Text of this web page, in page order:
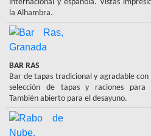
internacional y española. Vistas
la Alhambra.
BAR RAS
Bar de tapas tradicional y agradable con
selección de tapas y raciones para
También abierto para el desayuno.